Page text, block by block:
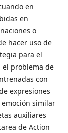
en
en
o
hacer uso de
para el
el problema de
con
expresiones
similar
auxiliares
de Action